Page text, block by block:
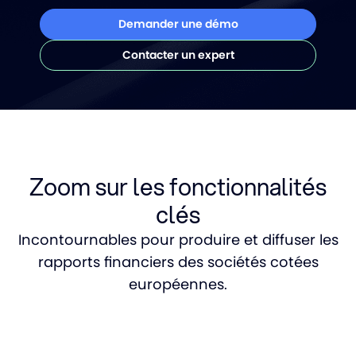
Demander une démo
Contacter un expert
Zoom sur les fonctionnalités
clés
Incontournables pour produire et diffuser les
rapports financiers des sociétés cotées
européennes.